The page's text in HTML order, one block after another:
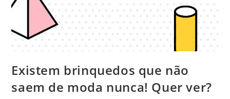
Existem brinquedos que não
saem de moda nunca! Quer ver?